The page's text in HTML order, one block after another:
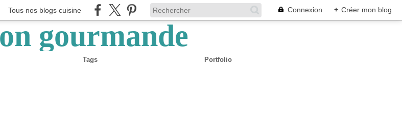
Tous nos blogs cuisine Connexion + Créer mon blog
Tags Portfolio